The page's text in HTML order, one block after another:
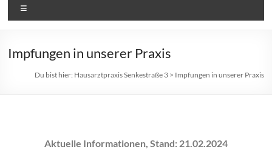
Impfungen in unserer Praxis
Du bist hier: Hausarztpraxis Senkestraße 3> Impfungen in unserer Praxis
Aktuelle Informationen, Stand: 21.02.2024